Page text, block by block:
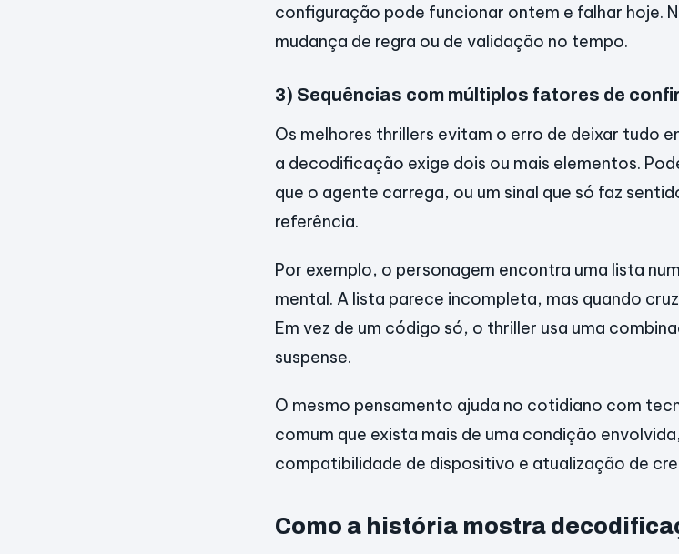
configuração pode funcionar ontem e falhar hoje.
mudança de regra ou de validação no tempo.
3) Sequências com múltiplos fatores de
Os melhores thrillers evitam o erro de deixar tudo
a decodificação exige dois ou mais elementos.
que o agente carrega, ou um sinal que só faz
referência.
Por exemplo, o personagem encontra uma lista
mental. A lista parece incompleta, mas quando
Em vez de um código só, o thriller usa uma
suspense.
O mesmo pensamento ajuda no cotidiano com
comum que exista mais de uma condição
compatibilidade de dispositivo e atualização de
Como a história mostra